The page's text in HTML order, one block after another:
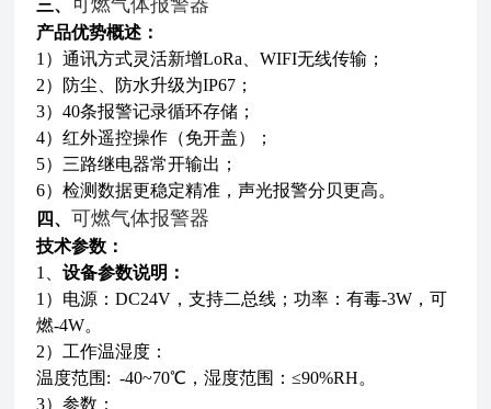
三、 可燃气体报警器
产品优势概述：
1）通讯方式灵活新增LoRa、WIFI无线传输；
2）防尘、防水升级为IP67；
3）40条报警记录循环存储；
4）红外遥控操作（免开盖）；
5）三路继电器常开输出；
6）检测数据更稳定精准，声光报警分贝更高。
四、 可燃气体报警器
技术参数：
1、设备参数说明：
1）电源：DC24V，支持二总线；功率：有毒-3W，可
燃-4W。
2）工作温湿度：
温度范围: -40~70℃，湿度范围：≤90%RH。
3）参数：